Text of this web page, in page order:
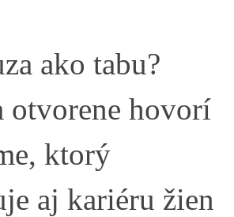
ako tabu?
otvorene hovorí
ktorý
aj kariéru žien